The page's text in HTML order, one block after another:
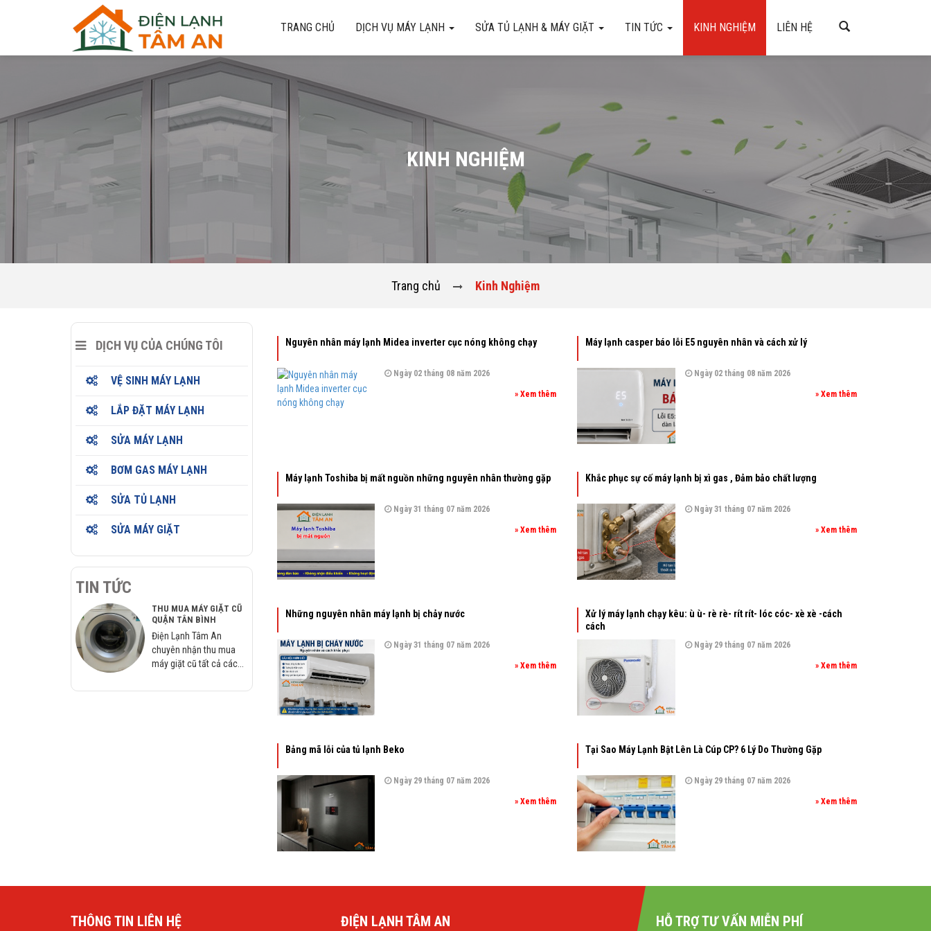
TRANG CHỦ DỊCH VỤ MÁY LẠNH SỬA TỦ LẠNH & MÁY GIẶT TIN TỨC KINH NGHIỆM LIÊN HỆ
KINH NGHIỆM
Trang chủ Kinh Nghiệm
Nguyên nhân máy lạnh Midea inverter cục nóng không chạy
Ngày 02 tháng 08 năm 2026
» Xem thêm
Máy lạnh casper báo lỗi E5 nguyên nhân và cách xử lý
Ngày 02 tháng 08 năm 2026
» Xem thêm
Máy lạnh Toshiba bị mất nguồn những nguyên nhân thường gặp
Ngày 31 tháng 07 năm 2026
» Xem thêm
Khắc phục sự cố máy lạnh bị xì gas , Đảm bảo chất lượng
Ngày 31 tháng 07 năm 2026
» Xem thêm
Những nguyên nhân máy lạnh bị chảy nước
Ngày 31 tháng 07 năm 2026
» Xem thêm
Xử lý máy lạnh chạy kêu: ù ù- rè rè- rít rít- lóc cóc- xè xè -cách
cách
Ngày 29 tháng 07 năm 2026
» Xem thêm
Bảng mã lỗi của tủ lạnh Beko
Ngày 29 tháng 07 năm 2026
» Xem thêm
Tại Sao Máy Lạnh Bật Lên Là Cúp CP? 6 Lý Do Thường Gặp
Ngày 29 tháng 07 năm 2026
» Xem thêm
DỊCH VỤ CỦA CHÚNG TÔI
VỆ SINH MÁY LẠNH
LẮP ĐẶT MÁY LẠNH
SỬA MÁY LẠNH
BƠM GAS MÁY LẠNH
SỬA TỦ LẠNH
SỬA MÁY GIẶT
TIN TỨC
THU MUA MÁY GIẶT CŨ
QUẬN TÂN BÌNH
Điện Lạnh Tâm An
chuyên nhận thu mua
máy giặt cũ tất cả các...
THÔNG TIN LIÊN HỆ ĐIỆN LẠNH TÂM AN HỖ TRỢ TƯ VẤN MIỄN PHÍ